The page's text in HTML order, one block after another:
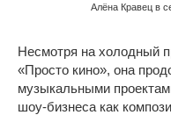
Алёна Кравец в
Несмотря на холодный
«Просто кино», она
музыкальными
шоу-бизнеса как